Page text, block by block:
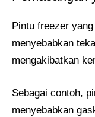
Pintu freezer
menyebabkan
mengakibatkan
Sebagai contoh,
menyebabkan